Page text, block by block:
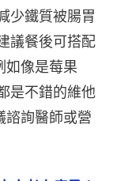
少鐵質被腸胃
議餐後可搭配
如像是莓果
是不錯的維他
諮詢醫師或營